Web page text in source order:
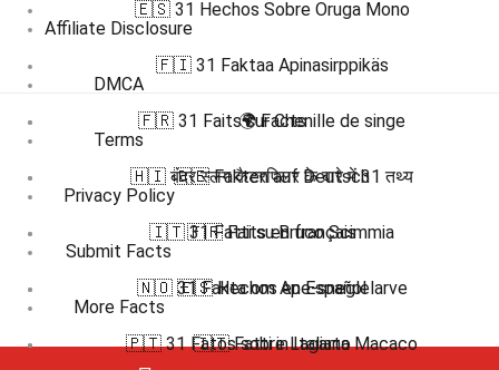
Affiliate Disclosure
DMCA
Terms
Privacy Policy
Submit Facts
More Facts
🇪🇸 31 Hechos Sobre Oruga Mono
🇫🇮 31 Faktaa Apinasirppikäs
🇫🇷 31 Faits sur Chenille de singe
🇭🇮 बंदर स्लग कैटरपिलर के बारे में 31 तथ्य
🇮🇹 31 Fatti su Bruco Scimmia
🇳🇴 31 Fakta om Ape-sneglelarve
🇵🇹 31 Fatos sobre Lagarta Macaco
🌍 Facts
🇩🇪 Fakten auf Deutsch
🇫🇷 Faits en français
🇪🇸 Hechos en Español
🇮🇹 Fatti in Italiano